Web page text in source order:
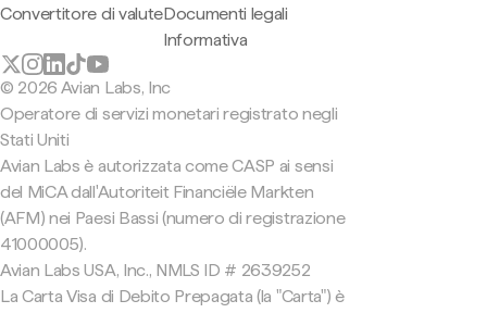
Convertitore di valuteDocumenti legali
Informativa
© 2026 Avian Labs, Inc
Operatore di servizi monetari registrato negli
Stati Uniti
Avian Labs è autorizzata come CASP ai sensi
del MiCA dall'Autoriteit Financiële Markten
(AFM) nei Paesi Bassi (numero di registrazione
41000005).
Avian Labs USA, Inc., NMLS ID # 2639252
La Carta Visa di Debito Prepagata (la "Carta") è